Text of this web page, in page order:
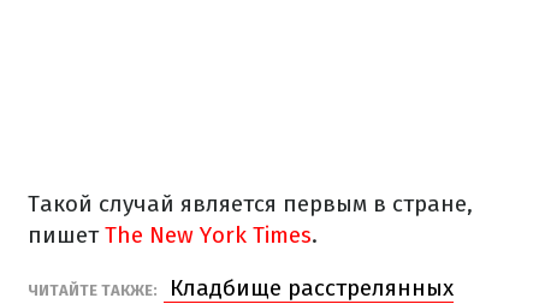
Такой случай является первым в стране,
пишет​The New York Times.
ЧИТАЙТЕ ТАКЖЕ:
Кладбище расстрелянных